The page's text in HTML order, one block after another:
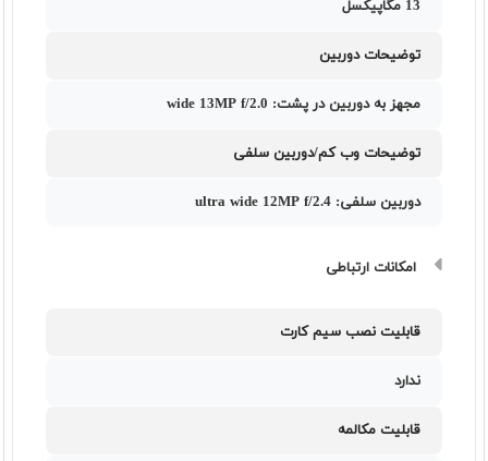
13 مگاپیکسل
توضیحات دوربین
مجهز به دوربین در پشت: wide 13MP f/2.0
توضیحات وب کم/دوربین سلفی
دوربین سلفی: ultra wide 12MP f/2.4
امکانات ارتباطی
قابلیت نصب سیم کارت
ندارد
قابلیت مکالمه